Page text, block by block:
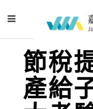
節稅
產給